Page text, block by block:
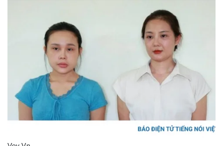
Bất động sản
Thị trường